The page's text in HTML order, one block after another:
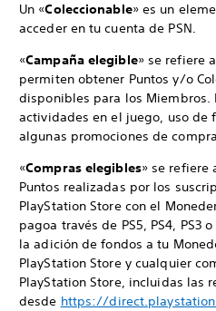
Un «Coleccionable» es un
acceder en tu cuenta de PSN.
«Campaña elegible» se refiere
permiten obtener Puntos y/o
disponibles para los Miembros.
actividades en el juego, uso de
algunas promociones de
«Compras elegibles» se refiere
Puntos realizadas por los
PlayStation Store con el
pagoa través de PS5, PS4, PS3
la adición de fondos a tu
PlayStation Store y cualquier
PlayStation Store, incluidas las
desde https://